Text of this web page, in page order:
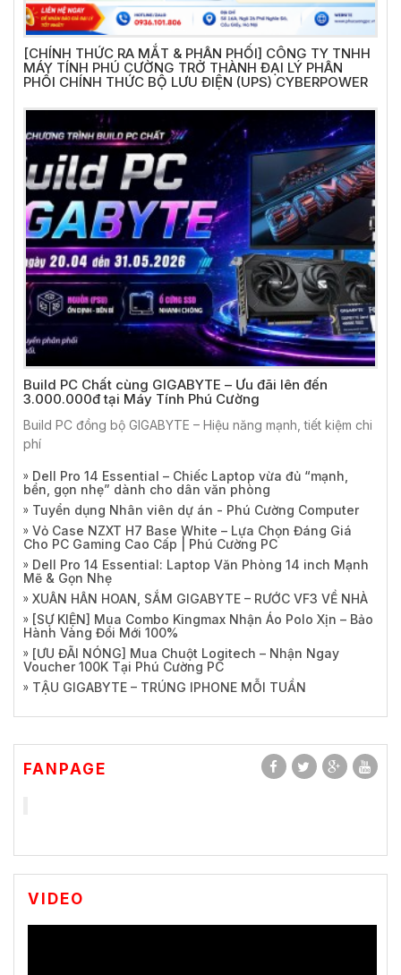
[CHÍNH THỨC RA MẮT & PHÂN PHỐI] CÔNG TY TNHH
MÁY TÍNH PHÚ CƯỜNG TRỞ THÀNH ĐẠI LÝ PHÂN
PHỐI CHÍNH THỨC BỘ LƯU ĐIỆN (UPS) CYBERPOWER
Build PC Chất cùng GIGABYTE – Ưu đãi lên đến
3.000.000đ tại Máy Tính Phú Cường
Build PC đồng bộ GIGABYTE – Hiệu năng mạnh, tiết kiệm chi
phí
Dell Pro 14 Essential – Chiếc Laptop vừa đủ “mạnh,
bền, gọn nhẹ” dành cho dân văn phòng
Tuyển dụng Nhân viên dự án - Phú Cường Computer
Vỏ Case NZXT H7 Base White – Lựa Chọn Đáng Giá
Cho PC Gaming Cao Cấp | Phú Cường PC
Dell Pro 14 Essential: Laptop Văn Phòng 14 inch Mạnh
Mẽ & Gọn Nhẹ
XUÂN HÂN HOAN, SẮM GIGABYTE – RƯỚC VF3 VỀ NHÀ
[SỰ KIỆN] Mua Combo Kingmax Nhận Áo Polo Xịn – Bảo
Hành Vàng Đổi Mới 100%
[ƯU ĐÃI NÓNG] Mua Chuột Logitech – Nhận Ngay
Voucher 100K Tại Phú Cường PC
TẬU GIGABYTE – TRÚNG IPHONE MỖI TUẦN
FANPAGE
VIDEO